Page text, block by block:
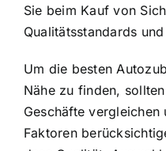
Sie beim Kauf von
Qualitätsstandards
Um die besten
Nähe zu finden,
Geschäfte
Faktoren